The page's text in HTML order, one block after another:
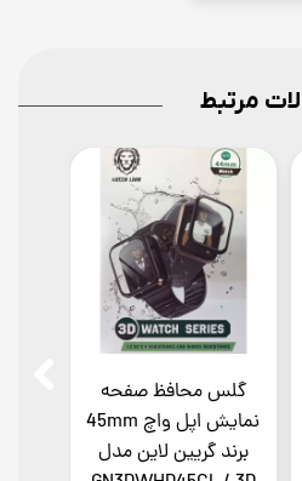
گلس محافظ صفحه
نمایش اپل واچ 45mm
برند گریین لاین مدل
مرتبط